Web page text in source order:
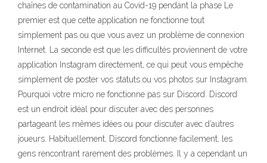
chaînes de contamination au Covid-19 pendant la phase Le
premier est que cette application ne fonctionne tout
simplement pas ou que vous avez un problème de connexion
Internet. La seconde est que les difficultés proviennent de votre
application Instagram directement, ce qui peut vous empêche
simplement de poster vos statuts ou vos photos sur Instagram.
Pourquoi votre micro ne fonctionne pas sur Discord. Discord
est un endroit idéal pour discuter avec des personnes
partageant les mêmes idées ou pour discuter avec d’autres
joueurs. Habituellement, Discord fonctionne facilement, les
gens rencontrant rarement des problèmes. Il y a cependant un